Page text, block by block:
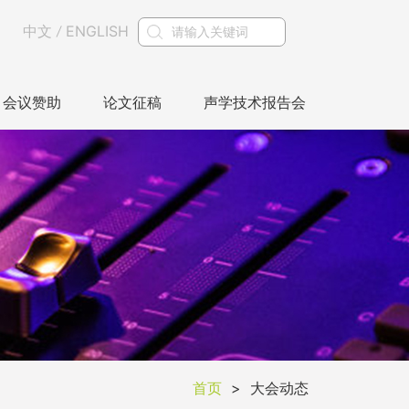
中文 / ENGLISH
会议赞助 论文征稿 声学技术报告会
首页 > 大会动态